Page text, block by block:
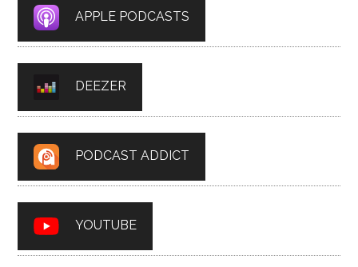
APPLE PODCASTS
DEEZER
PODCAST ADDICT
YOUTUBE